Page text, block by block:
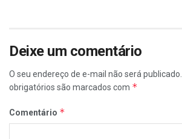
Deixe um comentário
O seu endereço de e-mail não será publicado.
obrigatórios são marcados com *
Comentário *